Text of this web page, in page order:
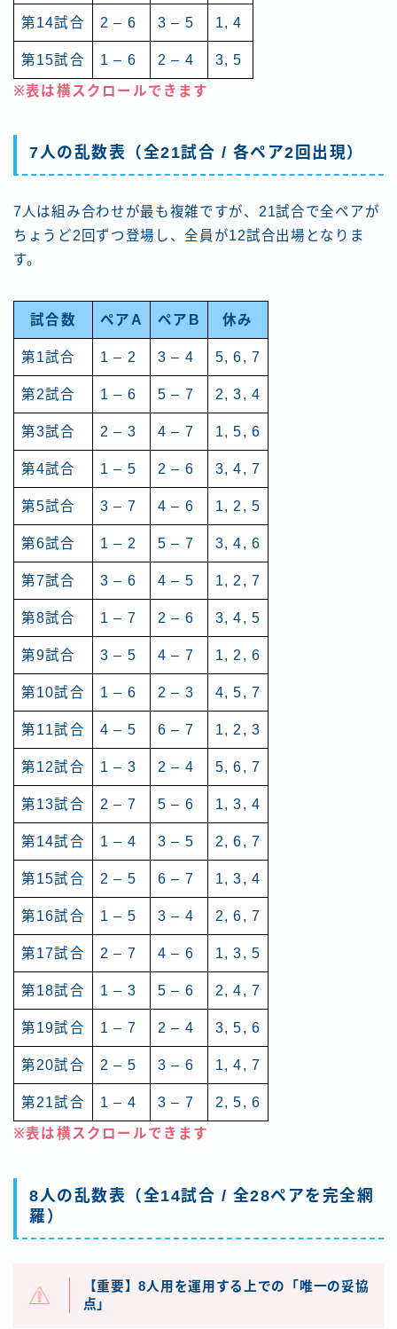
第14試合 2 – 6 3 – 5 1, 4
第15試合 1 – 6 2 – 4 3, 5
※表は横スクロールできます
7人の乱数表（全21試合 / 各ペア2回出現）
7人は組み合わせが最も複雑ですが、21試合で全ペアが
ちょうど2回ずつ登場し、全員が12試合出場となりま
す。
試合数 ペアA ペアB 休み
第1試合 1 – 2 3 – 4 5, 6, 7
第2試合 1 – 6 5 – 7 2, 3, 4
第3試合 2 – 3 4 – 7 1, 5, 6
第4試合 1 – 5 2 – 6 3, 4, 7
第5試合 3 – 7 4 – 6 1, 2, 5
第6試合 1 – 2 5 – 7 3, 4, 6
第7試合 3 – 6 4 – 5 1, 2, 7
第8試合 1 – 7 2 – 6 3, 4, 5
第9試合 3 – 5 4 – 7 1, 2, 6
第10試合 1 – 6 2 – 3 4, 5, 7
第11試合 4 – 5 6 – 7 1, 2, 3
第12試合 1 – 3 2 – 4 5, 6, 7
第13試合 2 – 7 5 – 6 1, 3, 4
第14試合 1 – 4 3 – 5 2, 6, 7
第15試合 2 – 5 6 – 7 1, 3, 4
第16試合 1 – 5 3 – 4 2, 6, 7
第17試合 2 – 7 4 – 6 1, 3, 5
第18試合 1 – 3 5 – 6 2, 4, 7
第19試合 1 – 7 2 – 4 3, 5, 6
第20試合 2 – 5 3 – 6 1, 4, 7
第21試合 1 – 4 3 – 7 2, 5, 6
※表は横スクロールできます
8人の乱数表（全14試合 / 全28ペアを完全網
羅）
【重要】8人用を運用する上での「唯一の妥協
点」